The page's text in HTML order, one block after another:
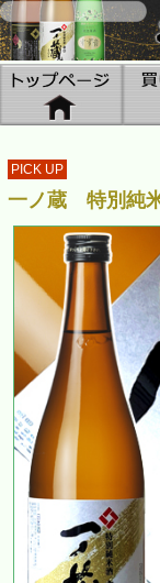
PICK UP
一ノ蔵 特別純